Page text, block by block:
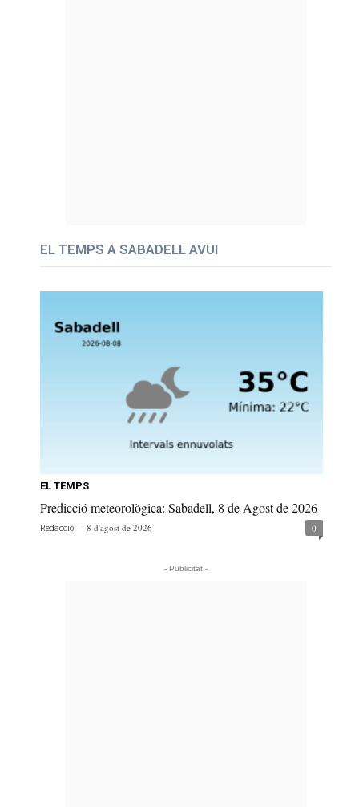
EL TEMPS A SABADELL AVUI
EL TEMPS
Predicció meteorològica: Sabadell, 8 de Agost de 2026
Redacció - 8 d'agost de 2026 0
- Publicitat -